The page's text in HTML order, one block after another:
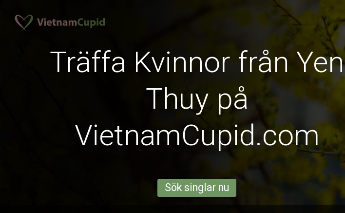
Träffa Kvinnor från Yen
Thuy på
VietnamCupid.com
Sök singlar nu